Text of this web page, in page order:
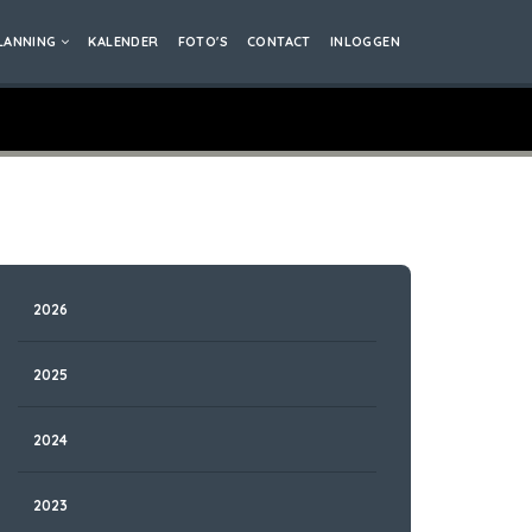
KALENDER FOTO'S CONTACT INLOGGEN
2026
2025
2024
2023